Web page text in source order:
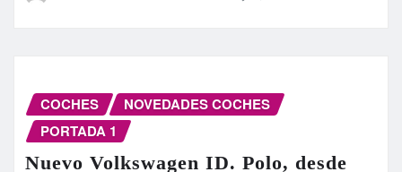
COCHES
NOVEDADES COCHES
PORTADA 1
Nuevo Volkswagen ID. Polo, desde